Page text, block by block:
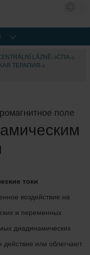
LÁZNĚ
CПА
ТЕРАПИЯ
поле
токи
воздействие на
и переменных
диадинамических
или облегчают